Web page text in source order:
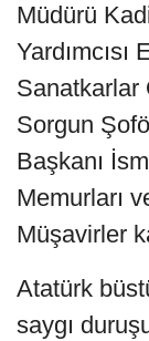
Müdürü
Sanatkarlar
Sorgun
Başkanı
Memurları
Müşavirler
Atatürk
saygı